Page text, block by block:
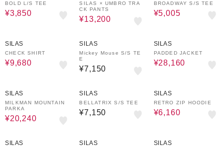
BOLD L/S TEE
¥3,850
SILAS × UMBRO TRA
CK PANTS
¥13,200
BROADWAY S/S TEE
¥5,005
SILAS
CHECK SHIRT
¥9,680
SILAS
Mickey Mouse S/S TE
E
¥7,150
SILAS
PADDED JACKET
¥28,160
SILAS
MILKMAN MOUNTAIN
PARKA
¥20,240
SILAS
BELLATRIX S/S TEE
¥7,150
SILAS
RETRO ZIP HOODIE
¥6,160
SILAS SILAS SILAS